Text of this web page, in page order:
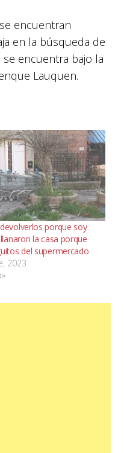
encuentran
en la búsqueda de
encuentra bajo la
Lauquen.
porque soy
la casa porque
del supermercado
2023